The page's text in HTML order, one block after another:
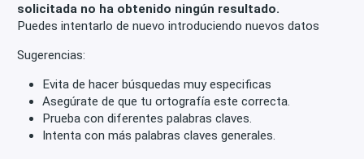
solicitada no ha obtenido ningún resultado.
Puedes intentarlo de nuevo introduciendo nuevos datos
Sugerencias:
Evita de hacer búsquedas muy especificas
Asegúrate de que tu ortografía este correcta.
Prueba con diferentes palabras claves.
Intenta con más palabras claves generales.